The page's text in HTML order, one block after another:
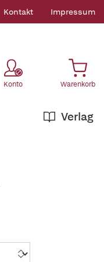
Kontakt Impressum
Konto Warenkorb
Verlag